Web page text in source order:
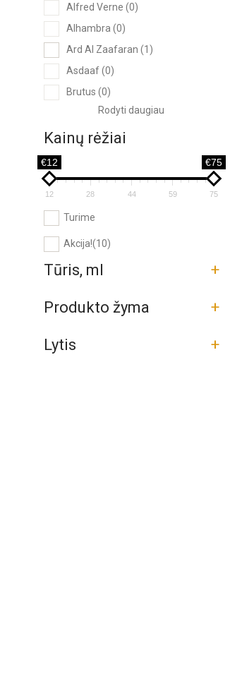
Alfred Verne (0)
Alhambra (0)
Ard Al Zaafaran (1)
Asdaaf(0)
Brutus (0)
Rodyti daugiau
Kainų rėžiai
€12 €75
12 28 44 59 75
Turime
Akcija!(10)
Tūris, ml +
Produkto žyma +
Lytis +